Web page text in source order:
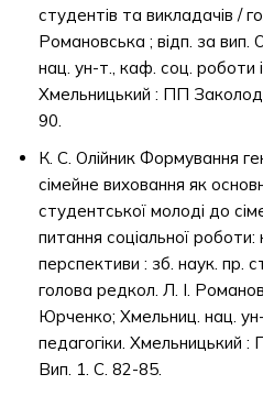
студентів та викладачів /
Романовська ; відп. за
нац. ун-т., каф. соц. роботи і
Хмельницький : ПП
90.
К. С. Олійник Формування
сімейне виховання як
студентської молоді до
питання соціальної
перспективи : зб. наук. пр.
голова редкол. Л. І.
Юрченко; Хмельниц. нац.
педагогіки. Хмельницький
Вип. 1. С. 82-85.